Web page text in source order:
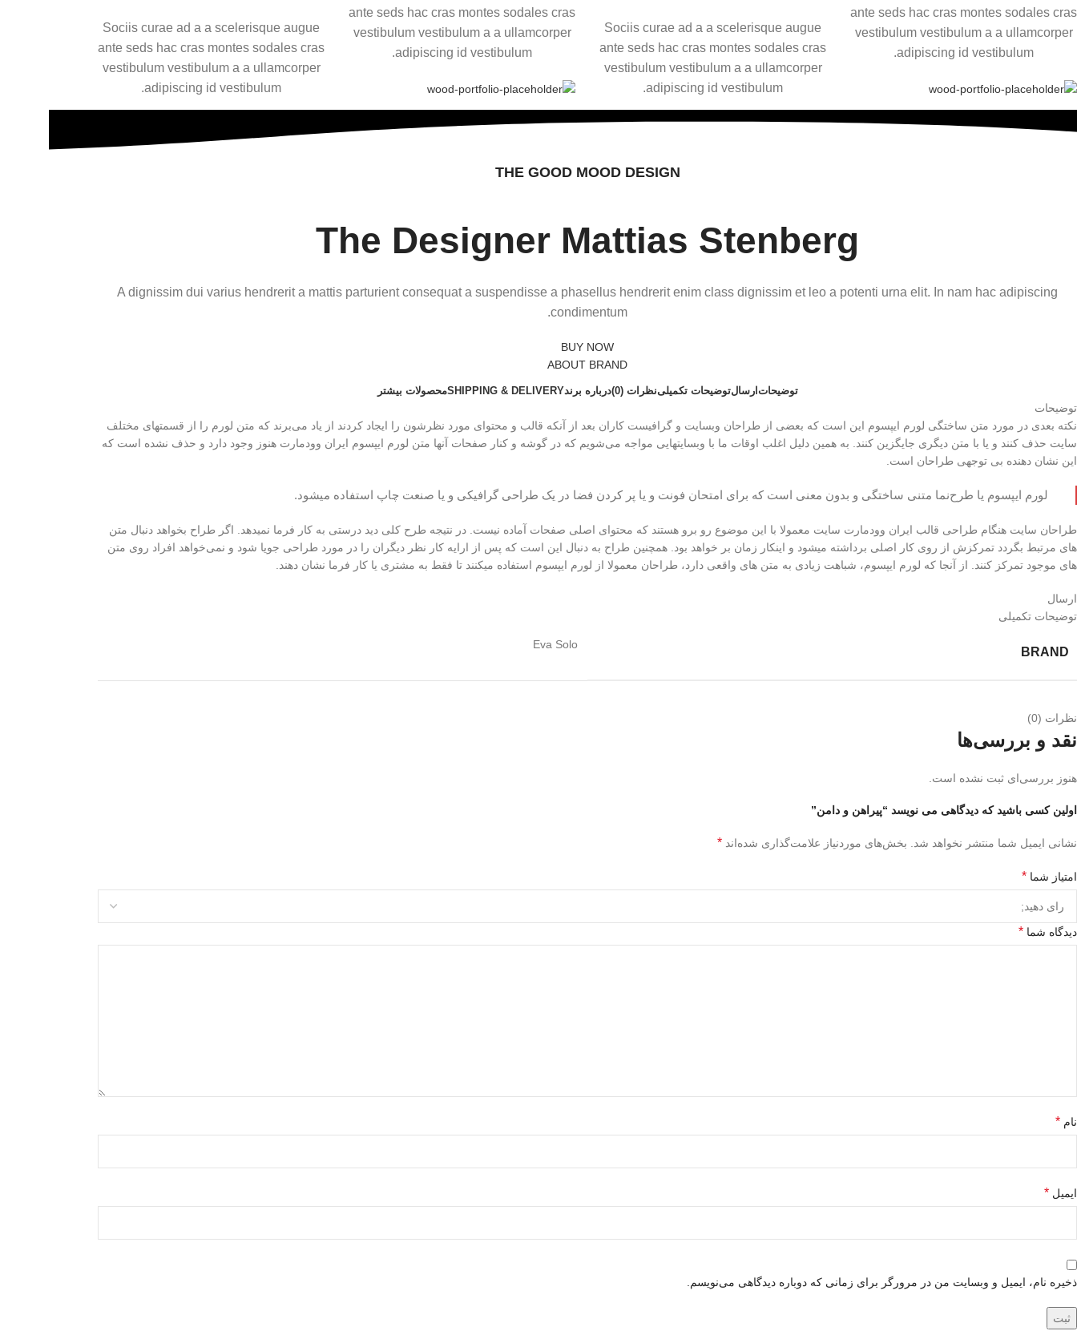
ante seds hac cras montes sodales cras
vestibulum vestibulum a a ullamcorper
adipiscing id vestibulum.
Sociis curae ad a a scelerisque augue
ante seds hac cras montes sodales cras
vestibulum vestibulum a a ullamcorper
adipiscing id vestibulum.
ante seds hac cras montes sodales cras
vestibulum vestibulum a a ullamcorper
adipiscing id vestibulum.
Sociis curae ad a a scelerisque augue
ante seds hac cras montes sodales cras
vestibulum vestibulum a a ullamcorper
adipiscing id vestibulum.
THE GOOD MOOD DESIGN
The Designer Mattias Stenberg
A dignissim dui varius hendrerit a mattis parturient consequat a suspendisse a phasellus hendrerit enim class dignissim et leo a potenti urna elit. In nam hac adipiscing
condimentum.
BUY NOW
ABOUT BRAND
توضیحاتارسالتوضیحات تکمیلینظرات (0) درباره برندSHIPPING & DELIVERYمحصولات بیشتر
توضیحات
نکته بعدی در مورد متن ساختگی لورم ایپسوم این است که بعضی از طراحان وبسایت و گرافیست کاران بعد از آنکه قالب و محتوای مورد نظرشون را ایجاد کردند از یاد می‌برند که متن لورم را از قسمتهای مختلف
سایت حذف کنند و یا با متن دیگری جایگزین کنند. به همین دلیل اغلب اوقات ما با وبسایتهایی مواجه می‌شویم که در گوشه و کنار صفحات آنها متن لورم ایپسوم ایران وودمارت هنوز وجود دارد و حذف نشده است که
این نشان دهنده بی توجهی طراحان است.
لورم ایپسوم یا طرح‌نما متنی ساختگی و بدون معنی است که برای امتحان فونت و یا پر کردن فضا در یک طراحی گرافیکی و یا صنعت چاپ استفاده میشود.
طراحان سایت هنگام طراحی قالب ایران وودمارت سایت معمولا با این موضوع رو برو هستند که محتوای اصلی صفحات آماده نیست. در نتیجه طرح کلی دید درستی به کار فرما نمیدهد. اگر طراح بخواهد دنبال متن
های مرتبط بگردد تمرکزش از روی کار اصلی برداشته میشود و اینکار زمان بر خواهد بود. همچنین طراح به دنبال این است که پس از ارایه کار نظر دیگران را در مورد طراحی جویا شود و نمی‌خواهد افراد روی متن
های موجود تمرکز کنند. از آنجا که لورم ایپسوم، شباهت زیادی به متن های واقعی دارد، طراحان معمولا از لورم ایپسوم استفاده میکنند تا فقط به مشتری یا کار فرما نشان دهند.
ارسال
توضیحات تکمیلی
BRAND
Eva Solo
نظرات (0)
نقد و بررسی‌ها
هنوز بررسی‌ای ثبت نشده است.
اولین کسی باشید که دیدگاهی می نویسد “پیراهن و دامن”
نشانی ایمیل شما منتشر نخواهد شد. بخش‌های موردنیاز علامت‌گذاری شده‌اند *
امتیاز شما *
دیدگاه شما *
نام *
ایمیل *
ذخیره نام، ایمیل و وبسایت من در مرورگر برای زمانی که دوباره دیدگاهی می‌نویسم.